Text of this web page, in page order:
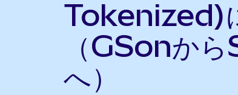
Tokenized)
（GSonか
へ）